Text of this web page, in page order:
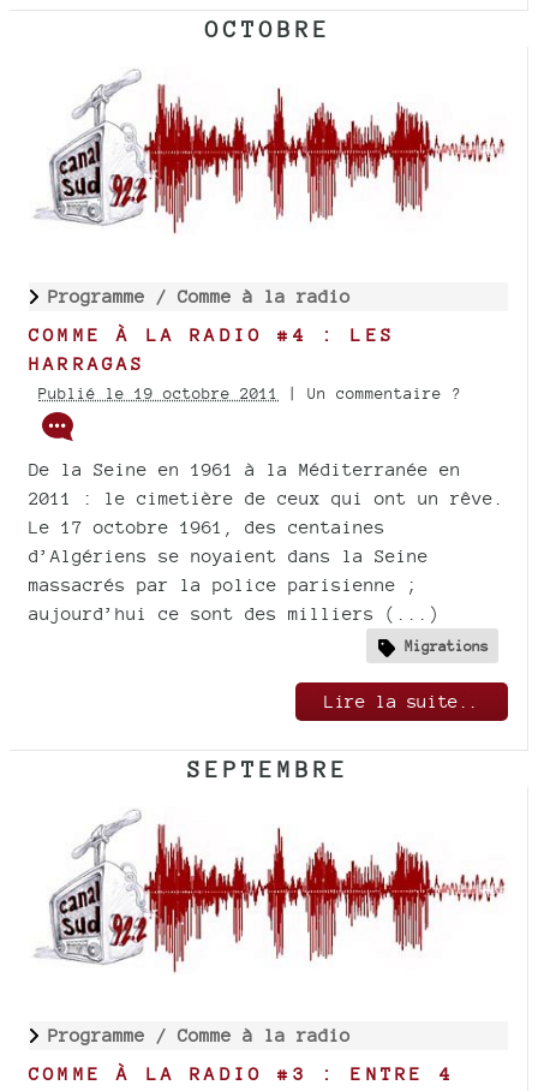
OCTOBRE
Programme / Comme à la radio
COMME À LA RADIO #4 : LES
HARRAGAS
Publié le 19 octobre 2011 | Un commentaire ?
De la Seine en 1961 à la Méditerranée en
2011 : le cimetière de ceux qui ont un rêve.
Le 17 octobre 1961, des centaines
d’Algériens se noyaient dans la Seine
massacrés par la police parisienne ;
aujourd’hui ce sont des milliers (...)
Migrations
Lire la suite..
SEPTEMBRE
Programme / Comme à la radio
COMME À LA RADIO #3 : ENTRE 4